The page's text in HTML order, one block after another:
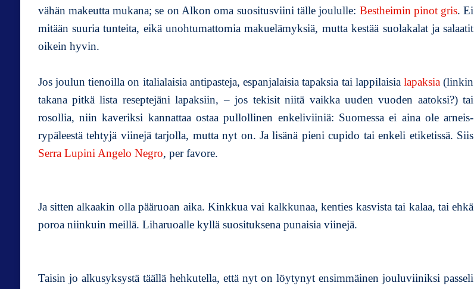
e
r
vähän makeutta mukana; se on Alkon oma suositusviini tälle joululle: Bestheimin pinot gris. Ei
mitään suuria tunteita, eikä unohtumattomia makuelämyksiä, mutta kestää suolakalat ja salaatit
oikein hyvin.
Jos joulun tienoilla on italialaisia antipasteja, espanjalaisia tapaksia tai lappilaisialapaksia (linkin
takana pitkä lista reseptejäni lapaksiin, – jos tekisit niitä vaikka uuden vuoden aatoksi?) tai
rosollia, niin kaveriksi kannattaa ostaa pullollinen enkeliviiniä: Suomessa ei aina ole arneis-
rypäleestä tehtyjä viinejä tarjolla, mutta nyt on. Ja lisänä pieni cupido tai enkeli etiketissä. Siis
Serra Lupini Angelo Negro, per favore.
Ja sitten alkaakin olla pääruoan aika. Kinkkua vai kalkkunaa, kenties kasvista tai kalaa, tai ehkä
poroa niinkuin meillä. Liharuoalle kyllä suosituksena punaisia viinejä.
Taisin jo alkusyksystä täällä hehkutella, että nyt on löytynyt ensimmäinen jouluviiniksi passeli